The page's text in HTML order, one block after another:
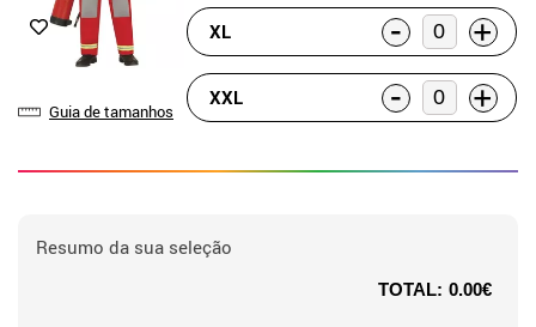
Guia de tamanhos
XL - +
XXL - +
Resumo da sua seleção
TOTAL: 0.00€